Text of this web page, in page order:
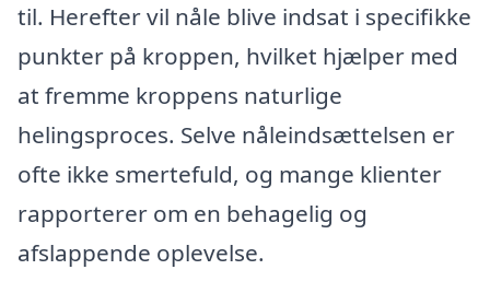
til. Herefter vil nåle blive indsat i specifikke
punkter på kroppen, hvilket hjælper med
at fremme kroppens naturlige
helingsproces. Selve nåleindsættelsen er
ofte ikke smertefuld, og mange klienter
rapporterer om en behagelig og
afslappende oplevelse.